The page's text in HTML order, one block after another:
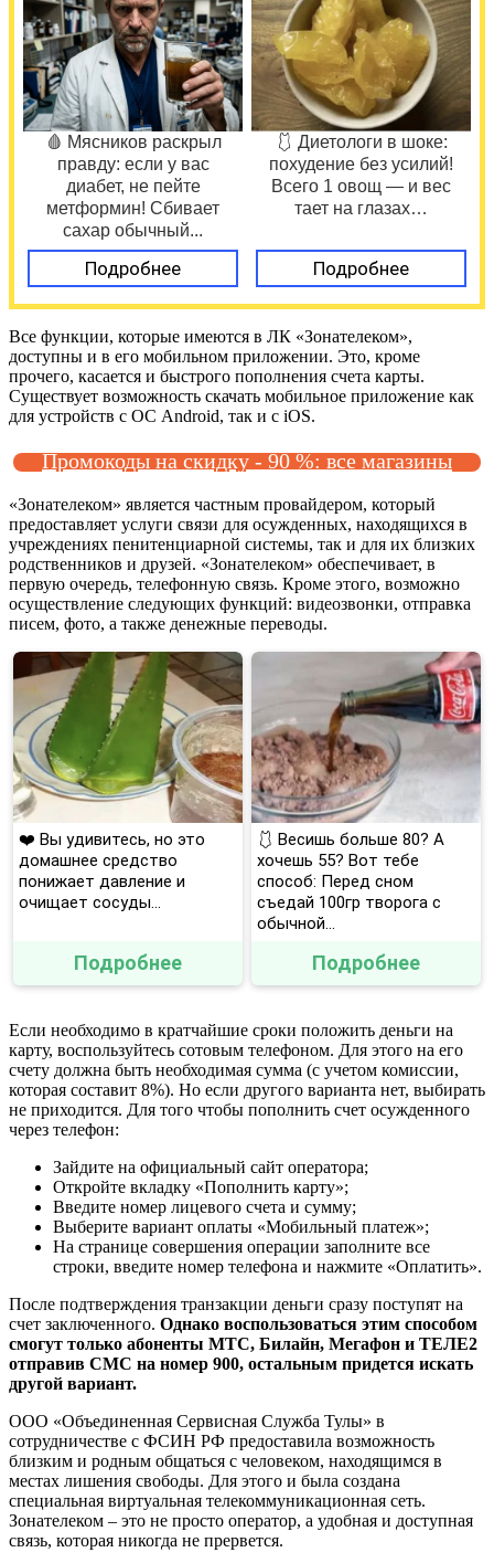
🩸 Мясников раскрыл
правду: если у вас
диабет, не пейте
метформин! Сбивает
сахар обычный...
Подробнее
🩱 Диетологи в шоке:
похудение без усилий!
Всего 1 овощ — и вес
тает на глазах…
Подробнее
Все функции, которые имеются в ЛК «Зонателеком»,
доступны и в его мобильном приложении. Это, кроме
прочего, касается и быстрого пополнения счета карты.
Существует возможность скачать мобильное приложение как
для устройств с ОС Android, так и с iOS.
Промокоды на скидку - 90 %: все магазины
«Зонателеком» является частным провайдером, который
предоставляет услуги связи для осужденных, находящихся в
учреждениях пенитенциарной системы, так и для их близких
родственников и друзей. «Зонателеком» обеспечивает, в
первую очередь, телефонную связь. Кроме этого, возможно
осуществление следующих функций: видеозвонки, отправка
писем, фото, а также денежные переводы.
❤️ Вы удивитесь, но это
домашнее средство
понижает давление и
очищает сосуды...
Подробнее
🩱 Весишь больше 80? А
хочешь 55? Вот тебе
способ: Перед сном
съедай 100гр творога с
обычной...
Подробнее
Если необходимо в кратчайшие сроки положить деньги на
карту, воспользуйтесь сотовым телефоном. Для этого на его
счету должна быть необходимая сумма (с учетом комиссии,
которая составит 8%). Но если другого варианта нет, выбирать
не приходится. Для того чтобы пополнить счет осужденного
через телефон:
Зайдите на официальный сайт оператора;
Откройте вкладку «Пополнить карту»;
Введите номер лицевого счета и сумму;
Выберите вариант оплаты «Мобильный платеж»;
На странице совершения операции заполните все
строки, введите номер телефона и нажмите «Оплатить».
После подтверждения транзакции деньги сразу поступят на
счет заключенного. Однако воспользоваться этим способом
смогут только абоненты МТС, Билайн, Мегафон и ТЕЛЕ2
отправив СМС на номер 900, остальным придется искать
другой вариант.
ООО «Объединенная Сервисная Служба Тулы» в
сотрудничестве с ФСИН РФ предоставила возможность
близким и родным общаться с человеком, находящимся в
местах лишения свободы. Для этого и была создана
специальная виртуальная телекоммуникационная сеть.
Зонателеком – это не просто оператор, а удобная и доступная
связь, которая никогда не прервется.